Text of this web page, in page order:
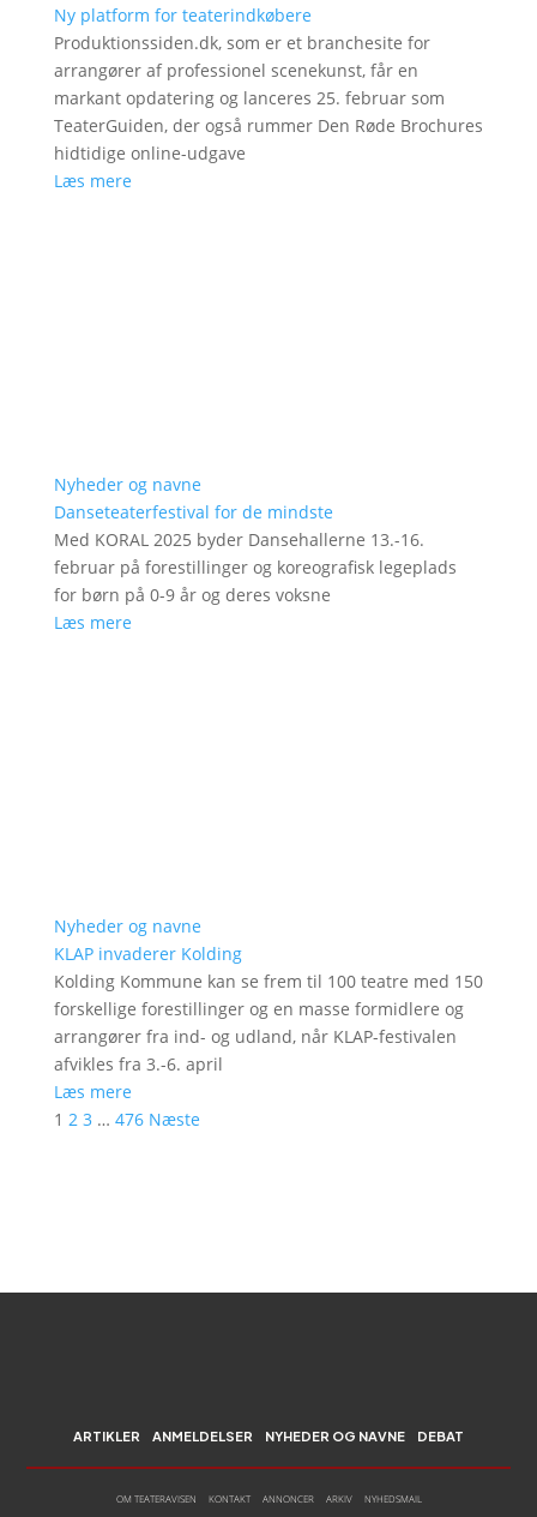
Ny platform for teaterindkøbere
Produktionssiden.dk, som er et branchesite for
arrangører af professionel scenekunst, får en
markant opdatering og lanceres 25. februar som
TeaterGuiden, der også rummer Den Røde Brochures
hidtidige online-udgave
Læs mere
Nyheder og navne
Danseteaterfestival for de mindste
Med KORAL 2025 byder Dansehallerne 13.-16.
februar på forestillinger og koreografisk legeplads
for børn på 0-9 år og deres voksne
Læs mere
Nyheder og navne
KLAP invaderer Kolding
Kolding Kommune kan se frem til 100 teatre med 150
forskellige forestillinger og en masse formidlere og
arrangører fra ind- og udland, når KLAP-festivalen
afvikles fra 3.-6. april
Læs mere
1 2 3 … 476 Næste
ARTIKLER ANMELDELSER NYHEDER OG NAVNE DEBAT
OM TEATERAVISEN KONTAKT ANNONCER ARKIV NYHEDSMAIL